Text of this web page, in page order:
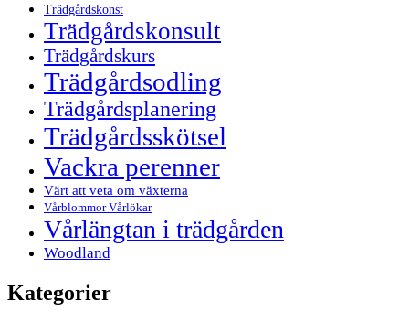
Trädgårdskonst
Trädgårdskonsult
Trädgårdskurs
Trädgårdsodling
Trädgårdsplanering
Trädgårdsskötsel
Vackra perenner
Värt att veta om växterna
Vårblommor Vårlökar
Vårlängtan i trädgården
Woodland
Kategorier